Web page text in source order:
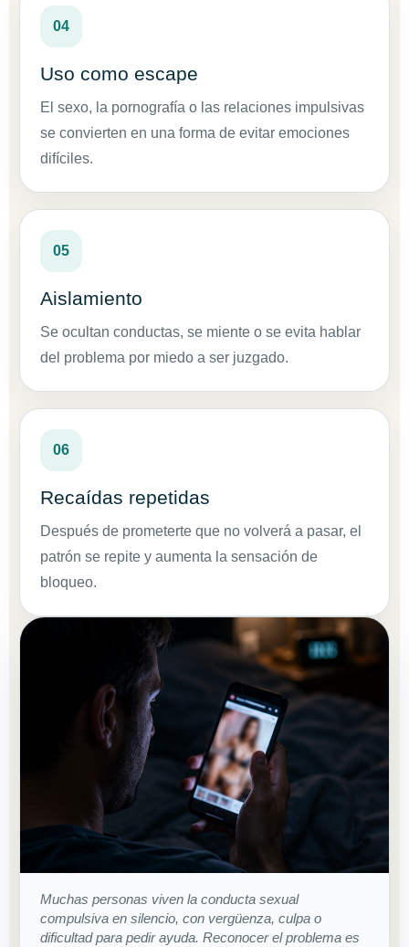
04
Uso como escape
El sexo, la pornografía o las relaciones impulsivas
se convierten en una forma de evitar emociones
difíciles.
05
Aislamiento
Se ocultan conductas, se miente o se evita hablar
del problema por miedo a ser juzgado.
06
Recaídas repetidas
Después de prometerte que no volverá a pasar, el
patrón se repite y aumenta la sensación de
bloqueo.
Muchas personas viven la conducta sexual
compulsiva en silencio, con vergüenza, culpa o
dificultad para pedir ayuda. Reconocer el problema es